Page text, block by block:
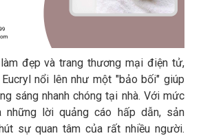
đẹp và trang thương mại điện tử,
nổi lên như một "bảo bối" giúp
sáng nhanh chóng tại nhà. Với mức
những lời quảng cáo hấp dẫn, sản
sự quan tâm của rất nhiều người.